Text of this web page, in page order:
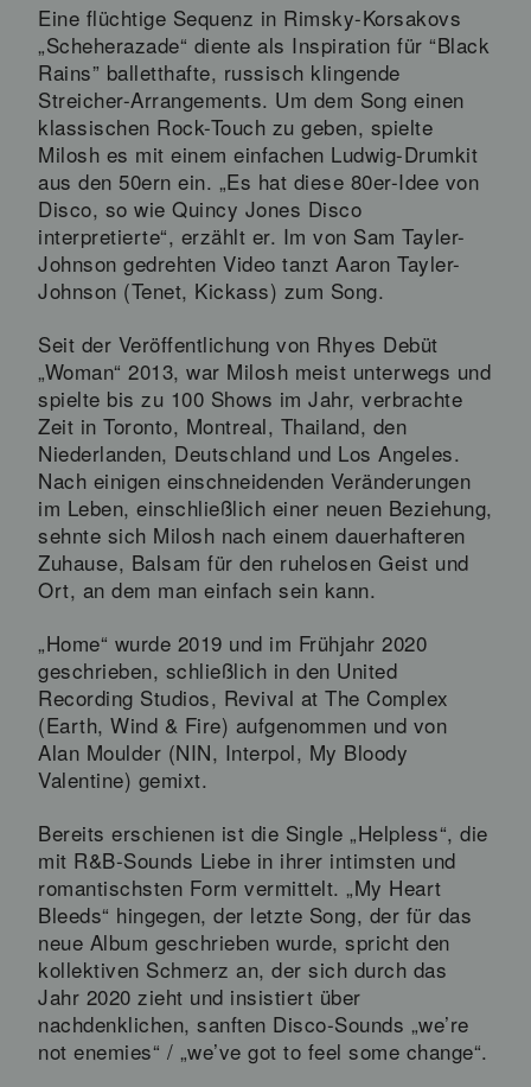
Eine flüchtige Sequenz in Rimsky-Korsakovs
„Scheherazade“ diente als Inspiration für “Black
Rains” balletthafte, russisch klingende
Streicher-Arrangements. Um dem Song einen
klassischen Rock-Touch zu geben, spielte
Milosh es mit einem einfachen Ludwig-Drumkit
aus den 50ern ein. „Es hat diese 80er-Idee von
Disco, so wie Quincy Jones Disco
interpretierte“, erzählt er. Im von Sam Tayler-
Johnson gedrehten Video tanzt Aaron Tayler-
Johnson (Tenet, Kickass) zum Song.
Seit der Veröffentlichung von Rhyes Debüt
„Woman“ 2013, war Milosh meist unterwegs und
spielte bis zu 100 Shows im Jahr, verbrachte
Zeit in Toronto, Montreal, Thailand, den
Niederlanden, Deutschland und Los Angeles.
Nach einigen einschneidenden Veränderungen
im Leben, einschließlich einer neuen Beziehung,
sehnte sich Milosh nach einem dauerhafteren
Zuhause, Balsam für den ruhelosen Geist und
Ort, an dem man einfach sein kann.
„Home“ wurde 2019 und im Frühjahr 2020
geschrieben, schließlich in den United
Recording Studios, Revival at The Complex
(Earth, Wind & Fire) aufgenommen und von
Alan Moulder (NIN, Interpol, My Bloody
Valentine) gemixt.
Bereits erschienen ist die Single „Helpless“, die
mit R&B-Sounds Liebe in ihrer intimsten und
romantischsten Form vermittelt. „My Heart
Bleeds“ hingegen, der letzte Song, der für das
neue Album geschrieben wurde, spricht den
kollektiven Schmerz an, der sich durch das
Jahr 2020 zieht und insistiert über
nachdenklichen, sanften Disco-Sounds „we’re
not enemies“ / „we’ve got to feel some change“.